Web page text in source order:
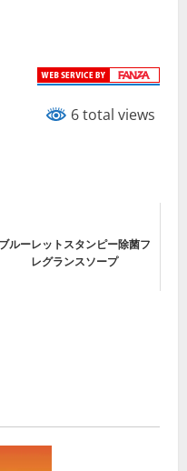
6 total views
ブルーレットスタンピー除菌フ
レグランスソープ